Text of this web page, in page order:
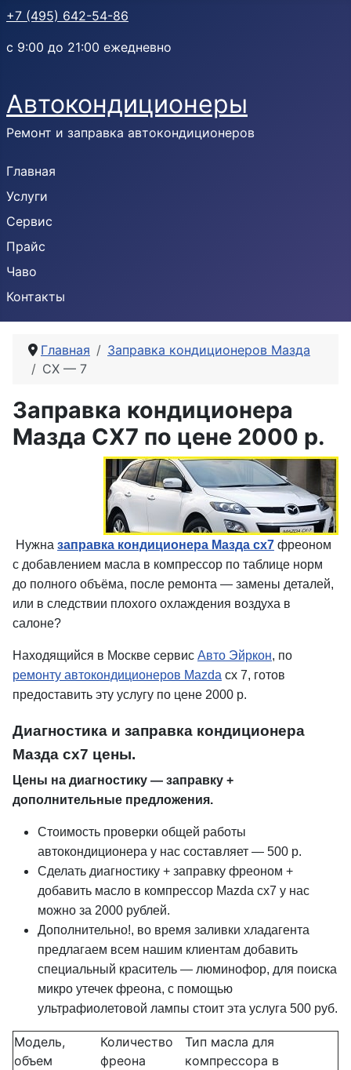
+7 (495) 642-54-86
с 9:00 до 21:00 ежедневно
Автокондиционеры
Ремонт и заправка автокондиционеров
Главная
Услуги
Сервис
Прайс
Чаво
Контакты
Главная
Заправка кондиционеров Мазда
CX — 7
Заправка кондиционера
Мазда CX7 по цене 2000 р.
Нужна заправка кондиционера Мазда cx7 фреоном
с добавлением масла в компрессор по таблице норм
до полного объёма, после ремонта — замены деталей,
или в следствии плохого охлаждения воздуха в
салоне?
Находящийся в Москве сервис Авто Эйркон, по
ремонту автокондиционеров Mazda cx 7, готов
предоставить эту услугу по цене 2000 р.
Диагностика и заправка кондиционера
Мазда cx7 цены.
Цены на диагностику — заправку +
дополнительные предложения.
Стоимость проверки общей работы
автокондиционера у нас составляет — 500 р.
Сделать диагностику + заправку фреоном +
добавить масло в компрессор Mazda cx7 у нас
можно за 2000 рублей.
Дополнительно!, во время заливки хладагента
предлагаем всем нашим клиентам добавить
специальный краситель — люминофор, для поиска
микро утечек фреона, с помощью
ультрафиолетовой лампы стоит эта услуга 500 руб.
Модель,
объем
Количество
фреона
Тип масла для
компрессора в